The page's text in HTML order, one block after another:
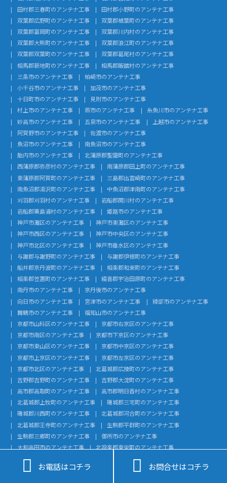
田村郡三春町のアンテナ工事
田村郡小野町のアンテナ工事
双葉郡広野町のアンテナ工事
双葉郡楢葉町のアンテナ工事
双葉郡富岡町のアンテナ工事
双葉郡川内村のアンテナ工事
双葉郡大熊町のアンテナ工事
双葉郡浪江町のアンテナ工事
双葉郡双葉町のアンテナ工事
双葉郡葛尾村のアンテナ工事
相馬郡新地町のアンテナ工事
相馬郡飯舘村のアンテナ工事
三条市のアンテナ工事
柏崎市のアンテナ工事
小千谷市のアンテナ工事
加茂市のアンテナ工事
十日町市のアンテナ工事
見附市のアンテナ工事
村上市のアンテナ工事
燕市のアンテナ工事
糸魚川市のアンテナ工事
妙高市のアンテナ工事
五泉市のアンテナ工事
上越市のアンテナ工事
阿賀野市のアンテナ工事
佐渡市のアンテナ工事
魚沼市のアンテナ工事
南魚沼市のアンテナ工事
胎内市のアンテナ工事
北蒲原郡聖籠町のアンテナ工事
西蒲原郡弥彦村のアンテナ工事
南蒲原郡田上町のアンテナ工事
東蒲原郡阿賀町のアンテナ工事
三島郡出雲崎町のアンテナ工事
南魚沼郡湯沢町のアンテナ工事
中魚沼郡津南町のアンテナ工事
刈羽郡刈羽村のアンテナ工事
岩船郡関川村のアンテナ工事
岩船郡粟島浦村のアンテナ工事
姫路市のアンテナ工事
神戸市灘区のアンテナ工事
神戸市東灘区のアンテナ工事
神戸市西区のアンテナ工事
神戸市中央区のアンテナ工事
神戸市北区のアンテナ工事
神戸市垂水区のアンテナ工事
与謝郡与謝野町のアンテナ工事
与謝郡伊根町のアンテナ工事
船井郡京丹波町のアンテナ工事
相楽郡和束町のアンテナ工事
相楽郡笠置町のアンテナ工事
綴喜郡宇治田原町のアンテナ工事
南丹市のアンテナ工事
京丹後市のアンテナ工事
向日市のアンテナ工事
宮津市のアンテナ工事
綾部市のアンテナ工事
舞鶴市のアンテナ工事
福知山市のアンテナ工事
京都市山科区のアンテナ工事
京都市右京区のアンテナ工事
京都市南区のアンテナ工事
京都市下京区のアンテナ工事
京都市東山区のアンテナ工事
京都市中京区のアンテナ工事
京都市上京区のアンテナ工事
京都市左京区のアンテナ工事
京都市北区のアンテナ工事
北葛城郡広陵町のアンテナ工事
吉野郡吉野町のアンテナ工事
吉野郡大淀町のアンテナ工事
高市郡高取町のアンテナ工事
高市郡明日香村のアンテナ工事
北葛城郡上牧町のアンテナ工事
磯城郡三宅町のアンテナ工事
磯城郡川西町のアンテナ工事
北葛城郡河合町のアンテナ工事
北葛城郡王寺町のアンテナ工事
生駒郡平群町のアンテナ工事
生駒郡三郷町のアンテナ工事
御所市のアンテナ工事
大和高田市のアンテナ工事
北設楽郡東栄町のアンテナ工事
北設楽郡設楽町のアンテナ工事
額田郡幸田町のアンテナ工事
知多郡武豊町のアンテナ工事
知多郡美浜町のアンテナ工事
 お電話はコチラ  お問合せはコチラ